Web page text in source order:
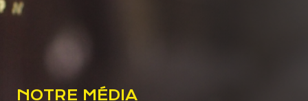
NOTRE MÉDIA